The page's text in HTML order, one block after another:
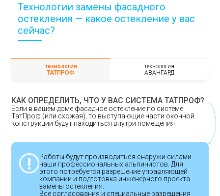
Технологии замены фасадного
остекления — какое остекление у вас
сейчас?
технология
ТАТПРОФ
технология
АВАНГАРД
КАК ОПРЕДЕЛИТЬ, ЧТО У ВАС СИСТЕМА ТАТПРОФ?
Если в вашем доме фасадное остекление по системе
ТатПроф (или схожая), то выступающие части оконной
конструкции будут находиться внутри помещения
Работы будут производиться снаружи силами
наши профессиональных альпинистов. Для
этого потребуется разрешение управляющей
компании и подготовка инженерного проекта
замены остекления.
Все согласования и специальные разрешения